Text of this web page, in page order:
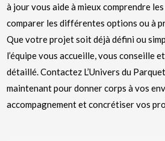
à jour vous aide à mieux comprendre
comparer les différentes options ou à
Que votre projet soit déjà défini ou
l’équipe vous accueille, vous conseille
détaillé. Contactez L’Univers du
maintenant pour donner corps à vos
accompagnement et concrétiser vos